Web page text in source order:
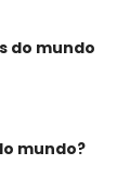
do mundo
mundo?